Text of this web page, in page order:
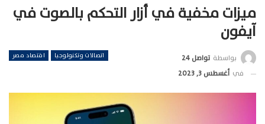
ميزات مخفية في أزار التحكم بالصوت في
آيفون
اتصالات وتكنولوجيا اقتصاد مصر بواسطة تواصل 24
في أغسطس 3, 2023